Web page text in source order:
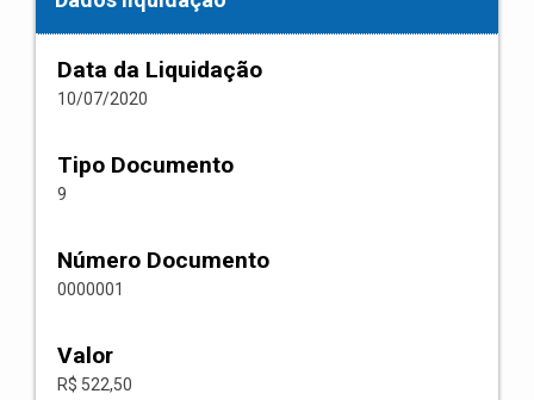
Data da Liquidação
10/07/2020
Tipo Documento
9
Número Documento
0000001
Valor
R$ 522,50